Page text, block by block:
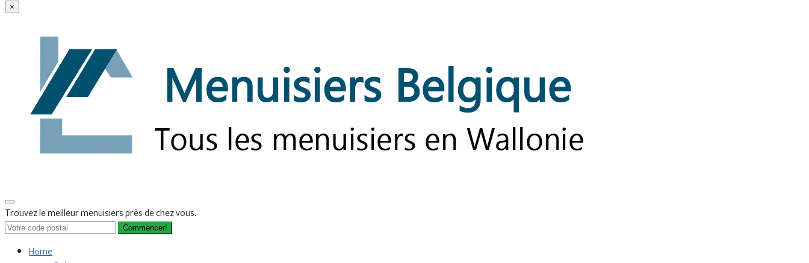
×
Trouvez le meilleur menuisiers près de chez vous.
Commencer!
Home